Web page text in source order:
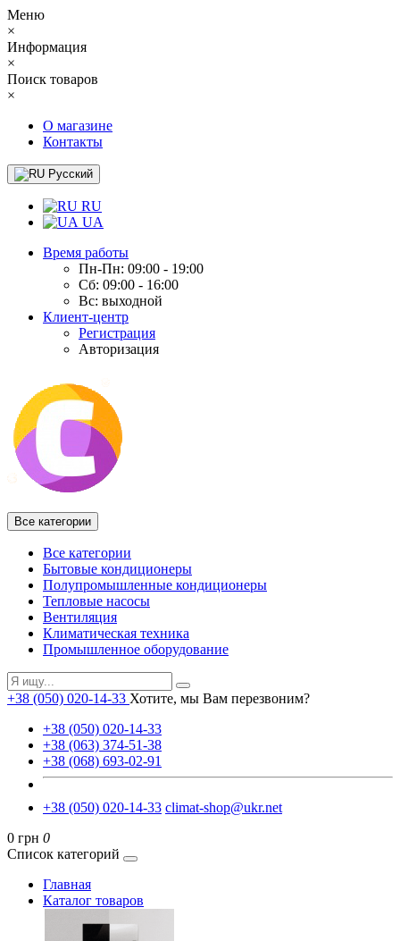
Меню
×
Информация
×
Поиск товаров
×
О магазине
Контакты
Русский
RU
UA
Время работы
Пн-Пн: 09:00 - 19:00
Сб: 09:00 - 16:00
Вс: выходной
Клиент-центр
Регистрация
Авторизация
Все категории
Все категории
Бытовые кондиционеры
Полупромышленные кондиционеры
Тепловые насосы
Вентиляция
Климатическая техника
Промышленное оборудование
+38 (050) 020-14-33 Хотите, мы Вам перезвоним?
+38 (050) 020-14-33
+38 (063) 374-51-38
+38 (068) 693-02-91
+38 (050) 020-14-33 climat-shop@ukr.net
0 грн 0
Список категорий
Главная
Каталог товаров